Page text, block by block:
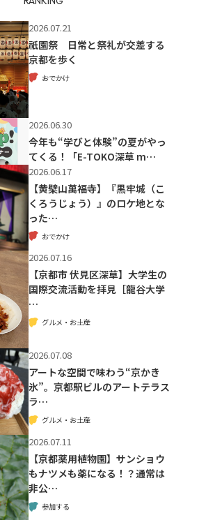
2026.07.21
祇園祭 日常と祭礼が交差する
京都を歩く
おでかけ
2026.06.30
今年も“学びと体験”の夏がやっ
てくる！「E-TOKO深草 m…
2026.06.17
【黄檗山萬福寺】『黒牢城（こ
くろうじょう）』のロケ地とな
った…
おでかけ
2026.07.16
【京都市 伏見区深草】大学生の
国際交流活動を拝見［龍谷大学
…
グルメ・お土産
2026.07.08
アートな空間で味わう“京かき
氷”。京都駅ビルのアートテラス
ラ…
グルメ・お土産
2026.07.11
【京都薬用植物園】サンショウ
もナツメも薬になる！？通常は
非公…
参加する